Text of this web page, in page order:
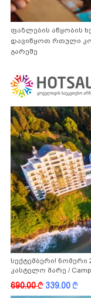
ფაზლების აწყობის
დავიწყოთ რთული
გარეშე
სექტემბერი!
კასტელო მარე /
690.00k 339.00k